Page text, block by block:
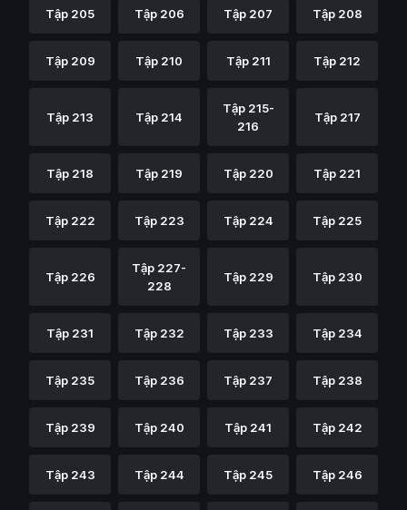
Tập 205 Tập 206 Tập 207 Tập 208
Tập 209 Tập 210 Tập 211 Tập 212
Tập 213 Tập 214
Tập 215-
216
Tập 217
Tập 218 Tập 219 Tập 220 Tập 221
Tập 222 Tập 223 Tập 224 Tập 225
Tập 226
Tập 227-
228
Tập 229 Tập 230
Tập 231 Tập 232 Tập 233 Tập 234
Tập 235 Tập 236 Tập 237 Tập 238
Tập 239 Tập 240 Tập 241 Tập 242
Tập 243 Tập 244 Tập 245 Tập 246